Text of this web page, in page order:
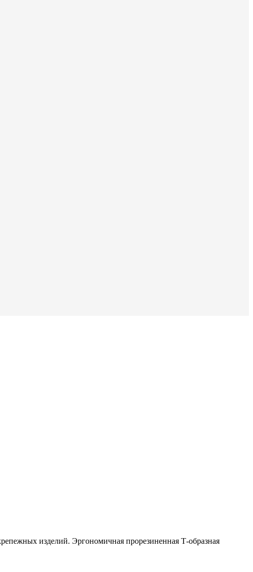
изделий. Эргономичная прорезиненная Т-образная